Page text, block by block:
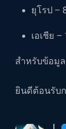
ยุโรป –
เอเชีย –
สำหรับข้อมู
ยินดีต้อนรับ